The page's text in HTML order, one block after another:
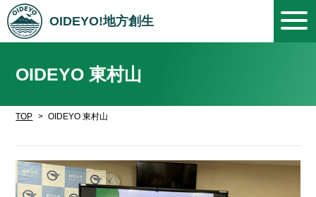
OIDEYO!地方創生
OIDEYO 東村山
TOP OIDEYO 東村山